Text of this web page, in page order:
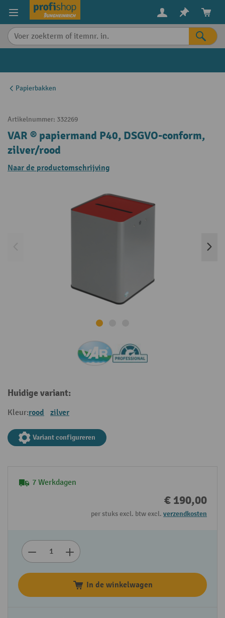
content
Papierbakken
Artikelnummer: 332269
VAR ® papiermand P40, DSGVO-conform,
zilver/rood
Naar de productomschrijving
Huidige variant:
Kleur:rood zilver
Variant configureren
7 Werkdagen
€ 190,00
per stuks excl. btw excl. verzendkosten
In de winkelwagen